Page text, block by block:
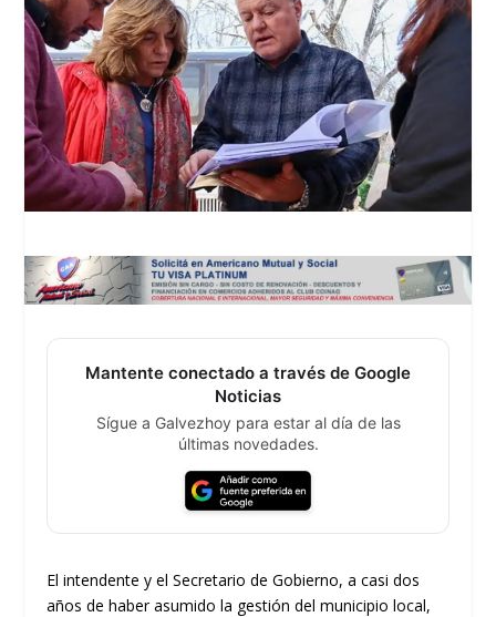
Mantente conectado a través de Google
Noticias
Sígue a Galvezhoy para estar al día de las
últimas novedades.
El intendente y el Secretario de Gobierno, a casi dos
años de haber asumido la gestión del municipio local,